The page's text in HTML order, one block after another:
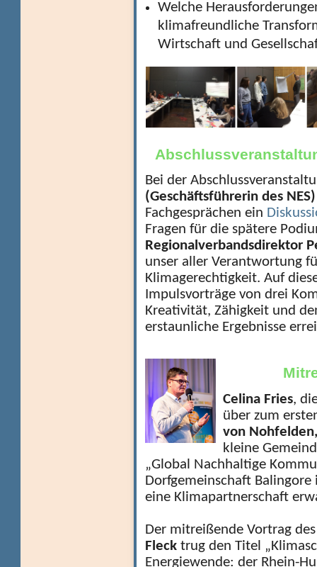
Welche
klimafreundliche
Wirtschaft und
Bei der
(Geschäftsführerin des
Fachgesprächen ein
Fragen für die spätere
Regionalverbandsdirektor
unser aller Verantwortung
Klimagerechtigkeit. Auf
Impulsvorträge von drei
Kreativität, Zähigkeit und
erstaunliche Ergebnisse
Cel ina Fries,
über zum
von
kleine
„Global Nachhaltige
Dorfgemeinschaft
eine Klimapartnerschaft
Der mitreißende Vortrag
Fleck trug den Titel
Energiewende: der Rhein-